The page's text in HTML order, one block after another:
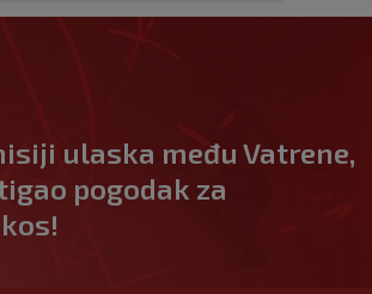
ulaska među Vatrene,
pogodak za